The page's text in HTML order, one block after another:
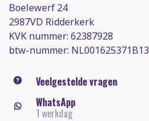
Boelewerf 24
2987VD Ridderkerk
KVK nummer: 62387928
btw-nummer: NL001625371B13
Veelgestelde vragen
WhatsApp
1 werkdag